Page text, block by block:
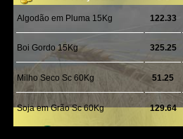
Messenger
LinkedIn
Share